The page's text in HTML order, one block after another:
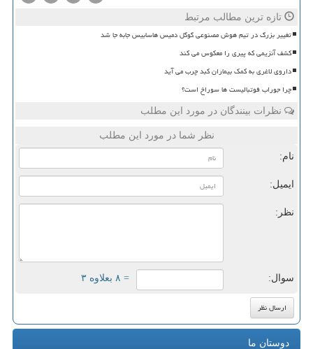
تازه ترین مطالب مرتبط
تغییر بزرگ در تیم هوش مصنوعی گوگل دمیس هاسابیس جابه جا شد
کشف آنزیمی که پیری را معکوس می کند
داروی لاغری به کمک بیماران کبد چرب می آید
چرا جوراب فوتبالیست ها سوراخ است؟
نظرات بینندگان در مورد این مطلب
نظر شما در مورد این مطلب
نام:
ایمیل:
نظر:
سوال: = ۸ بعلاوه ۳
دوستان ما